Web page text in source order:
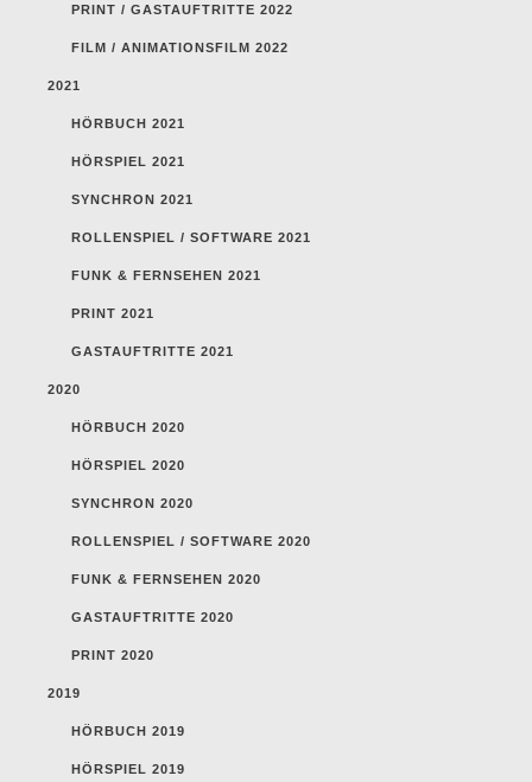
PRINT / GASTAUFTRITTE 2022
FILM / ANIMATIONSFILM 2022
2021
HÖRBUCH 2021
HÖRSPIEL 2021
SYNCHRON 2021
ROLLENSPIEL / SOFTWARE 2021
FUNK & FERNSEHEN 2021
PRINT 2021
GASTAUFTRITTE 2021
2020
HÖRBUCH 2020
HÖRSPIEL 2020
SYNCHRON 2020
ROLLENSPIEL / SOFTWARE 2020
FUNK & FERNSEHEN 2020
GASTAUFTRITTE 2020
PRINT 2020
2019
HÖRBUCH 2019
HÖRSPIEL 2019